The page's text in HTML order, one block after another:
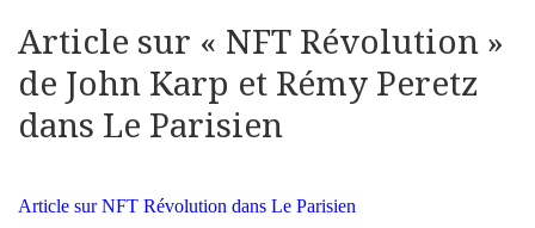
Article sur « NFT Révolution »
de John Karp et Rémy Peretz
dans Le Parisien
Article sur NFT Révolution dans Le Parisien